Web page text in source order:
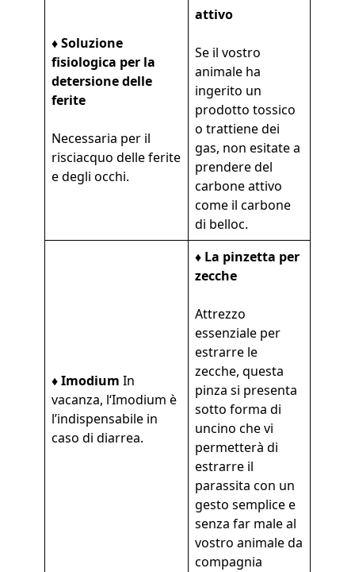
♦ Soluzione
fisiologica per la
detersione delle
ferite
Necessaria per il
risciacquo delle ferite
e degli occhi.
attivo
Se il vostro
animale ha
ingerito un
prodotto tossico
o trattiene dei
gas, non esitate a
prendere del
carbone attivo
come il carbone
di belloc.
♦ Imodium In
vacanza, l‘Imodium è
l’indispensabile in
caso di diarrea.
♦ La pinzetta per
zecche
Attrezzo
essenziale per
estrarre le
zecche, questa
pinza si presenta
sotto forma di
uncino che vi
permetterà di
estrarre il
parassita con un
gesto semplice e
senza far male al
vostro animale da
compagnia